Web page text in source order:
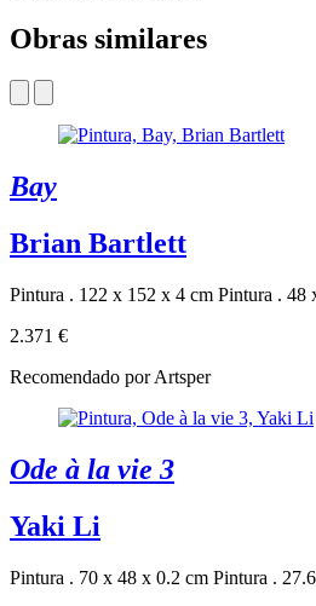
Obras similares
Bay
Brian Bartlett
Pintura . 122 x 152 x 4 cm Pintura . 48
2.371 €
Recomendado por Artsper
Ode à la vie 3
Yaki Li
Pintura . 70 x 48 x 0.2 cm Pintura .